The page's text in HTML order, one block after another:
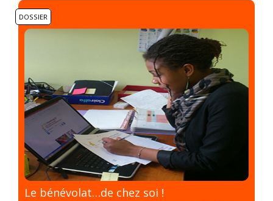
DOSSIER
Le bénévolat…de chez soi !